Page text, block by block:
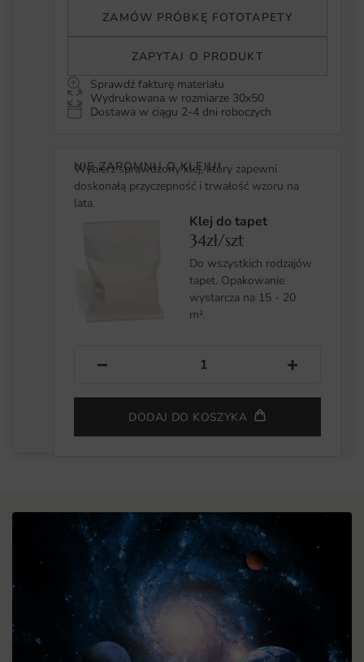
ZAMÓW PRÓBKĘ FOTOTAPETY
ZAPYTAJ O PRODUKT
Sprawdź fakturę materiału
Wydrukowana w rozmiarze 30x50
Dostawa w ciągu 2-4 dni roboczych
NIE ZAPOMNIJ O KLEJU!
Wybierz sprawdzony klej, który zapewni
doskonałą przyczepność i trwałość wzoru na
lata.
Klej do tapet
34zł/szt
Do wszystkich rodzajów
tapet. Opakowanie
wystarcza na 15 - 20
m².
− +
DODAJ DO KOSZYKA